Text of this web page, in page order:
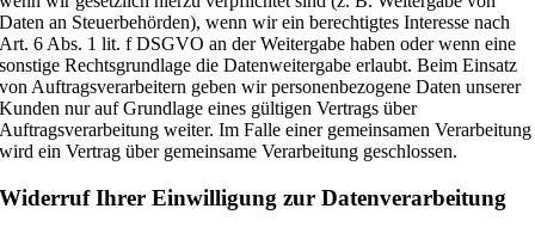
Daten an Steuerbehörden), wenn wir ein berechtigtes Interesse nach
Art. 6 Abs. 1 lit. f DSGVO an der Weitergabe haben oder wenn eine
sonstige Rechtsgrundlage die Datenweitergabe erlaubt. Beim Einsatz
von Auftragsverarbeitern geben wir personenbezogene Daten unserer
Kunden nur auf Grundlage eines gültigen Vertrags über
Auftragsverarbeitung weiter. Im Falle einer gemeinsamen Verarbeitung
wird ein Vertrag über gemeinsame Verarbeitung geschlossen.
Widerruf Ihrer Einwilligung zur Datenverarbeitung